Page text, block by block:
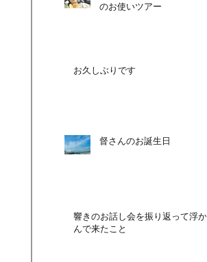
のお使いツアー
お久しぶりです
督さんのお誕生日
響きのお話し会を振り返って浮か
んで来たこと